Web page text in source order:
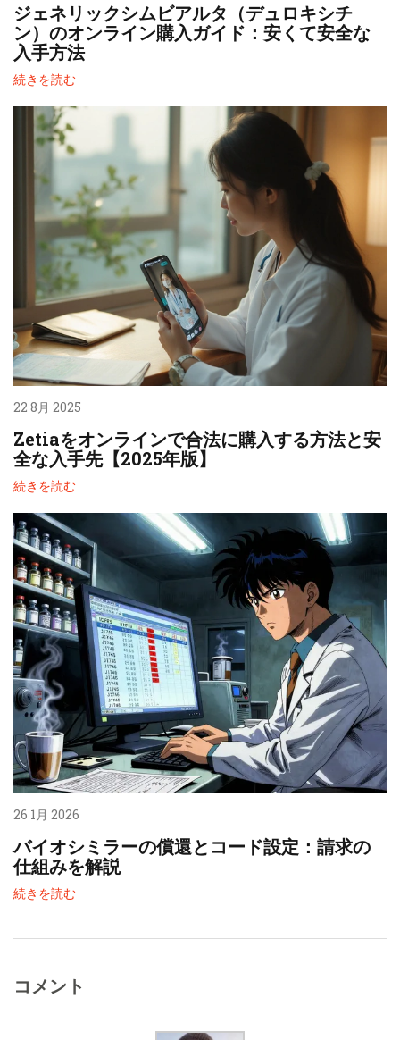
ジェネリックシムビアルタ（デュロキシチ
ン）のオンライン購入ガイド：安くて安全な
入手方法
続きを読む
22 8月 2025
Zetiaをオンラインで合法に購入する方法と安
全な入手先【2025年版】
続きを読む
26 1月 2026
バイオシミラーの償還とコード設定：請求の
仕組みを解説
続きを読む
コメント